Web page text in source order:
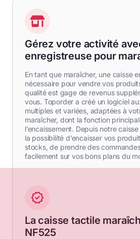
Gérez votre activité
enregistreuse pour
En tant que maraîcher, une caisse
nécessaire pour vendre vos
qualité est gage de revenus
vous. Toporder a créé un logiciel
multiples et variées, adaptées à
maraîcher, dont la fonction
l’encaissement. Depuis notre
la possibilité d’encaisser vos
stocks, de prendre des
facilement sur vos bons plans du
La caisse tactile
NF525